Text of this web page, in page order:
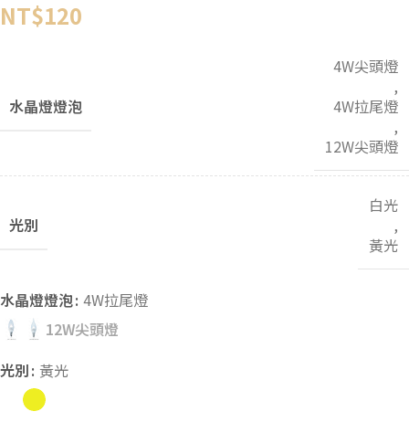
NT$120
水晶燈燈泡
4W尖頭燈
,
4W拉尾燈
,
12W尖頭燈
光別
白光
,
黃光
水晶燈燈泡 4W拉尾燈
12W尖頭燈
光別 黃光